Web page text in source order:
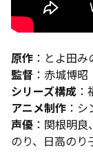
原作 ：とよ田み
監督 ：赤城博昭
シリーズ構成
アニメ制作 ：
声優 ：関根明
のり、日高のり